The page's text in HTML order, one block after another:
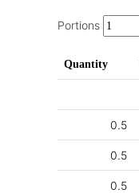
Portions
Quantity
0.5
0.5
0.5